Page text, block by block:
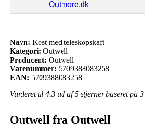
Outmore.dk
Navn: Kost med teleskopskaft
Kategori: Outwell
Producent: Outwell
Varenummer: 5709388083258
EAN: 5709388083258
Vurderet til 4.3 ud af 5 stjerner baseret på 3
Outwell fra Outwell